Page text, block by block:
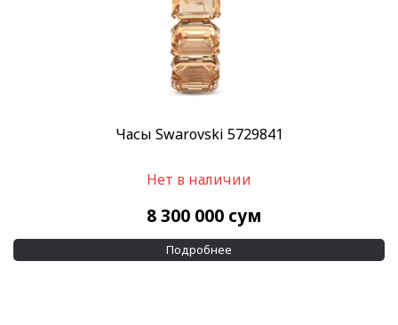
Часы Swarovski 5729841
Нет в наличии
8 300 000 сум
Подробнее